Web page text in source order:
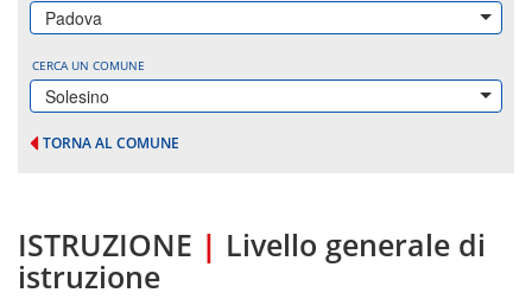
Padova
CERCA UN COMUNE
Solesino
TORNA AL COMUNE
ISTRUZIONE | Livello generale di
istruzione